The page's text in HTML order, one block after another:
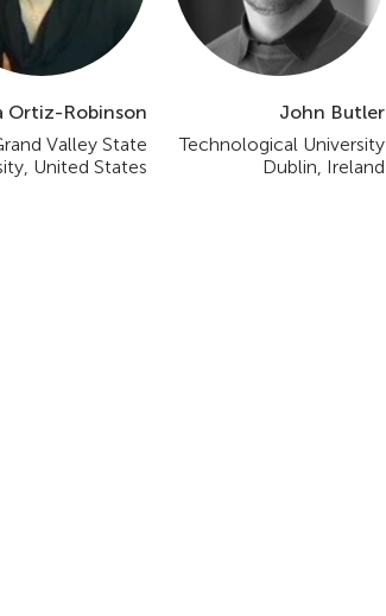
John Butler
Technological University
Dublin, Ireland
Ortiz-Robinson
Valley State
United States